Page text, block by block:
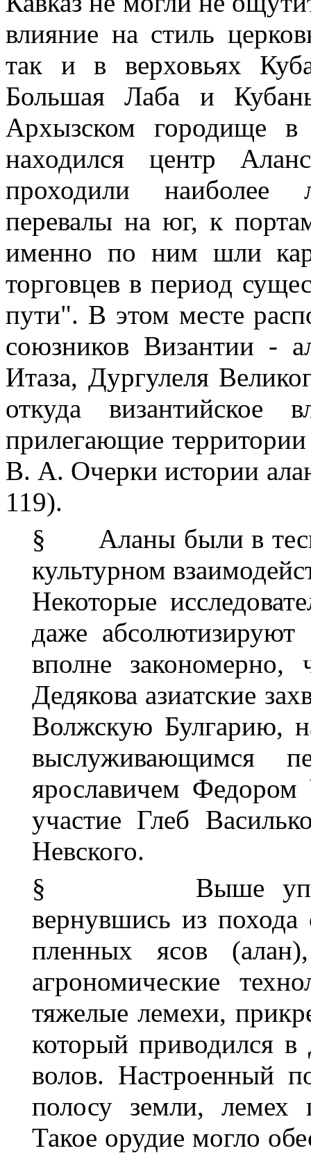
влияние на стиль
так и в верховьях
Большая Лаба и
Архызском городище в
находился центр
проходили наиболее
перевалы на юг, к
именно по ним шли
торговцев в период
пути". В этом месте
союзников Византии -
Итаза, Дургулеля
откуда византийское
прилегающие
В. А. Очерки истории
119).
§
Аланы были в
культурном
Некоторые
даже
вполне закономерно,
Дедякова азиатские
Волжскую Булгарию,
выслуживающимся
ярославичем
участие Глеб
Невского.
§
Выше
вернувшись из
пленных ясов
агрономические
тяжелые лемехи,
который приводился
волов. Настроенный
полосу земли, лемех
Такое орудие могло